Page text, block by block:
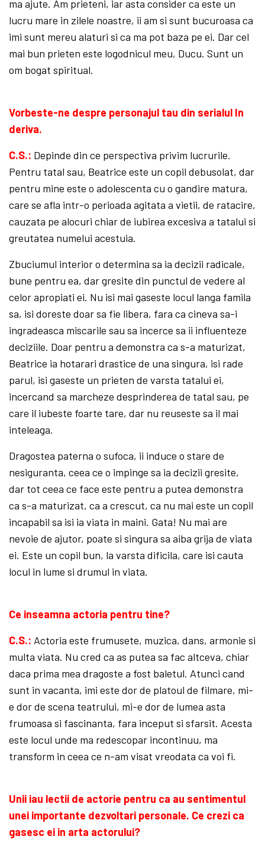
ma ajute. Am prieteni, iar asta consider ca este un
lucru mare in zilele noastre, ii am si sunt bucuroasa ca
imi sunt mereu alaturi si ca ma pot baza pe ei. Dar cel
mai bun prieten este logodnicul meu, Ducu. Sunt un
om bogat spiritual.
Vorbeste-ne despre personajul tau din serialul In
deriva.
C.S.: Depinde din ce perspectiva privim lucrurile.
Pentru tatal sau, Beatrice este un copil debusolat, dar
pentru mine este o adolescenta cu o gandire matura,
care se afla intr-o perioada agitata a vietii, de ratacire,
cauzata pe alocuri chiar de iubirea excesiva a tatalui si
greutatea numelui acestuia.
Zbuciumul interior o determina sa ia decizii radicale,
bune pentru ea, dar gresite din punctul de vedere al
celor apropiati ei. Nu isi mai gaseste locul langa famila
sa, isi doreste doar sa fie libera, fara ca cineva sa-i
ingradeasca miscarile sau sa incerce sa ii influenteze
deciziile. Doar pentru a demonstra ca s-a maturizat,
Beatrice ia hotarari drastice de una singura, isi rade
parul, isi gaseste un prieten de varsta tatalui ei,
incercand sa marcheze desprinderea de tatal sau, pe
care il iubeste foarte tare, dar nu reuseste sa il mai
inteleaga.
Dragostea paterna o sufoca, ii induce o stare de
nesiguranta, ceea ce o impinge sa ia decizii gresite,
dar tot ceea ce face este pentru a putea demonstra
ca s-a maturizat, ca a crescut, ca nu mai este un copil
incapabil sa isi ia viata in maini. Gata! Nu mai are
nevoie de ajutor, poate si singura sa aiba grija de viata
ei. Este un copil bun, la varsta dificila, care isi cauta
locul in lume si drumul in viata.
Ce inseamna actoria pentru tine?
C.S.: Actoria este frumusete, muzica, dans, armonie si
multa viata. Nu cred ca as putea sa fac altceva, chiar
daca prima mea dragoste a fost baletul. Atunci cand
sunt in vacanta, imi este dor de platoul de filmare, mi-
e dor de scena teatrului, mi-e dor de lumea asta
frumoasa si fascinanta, fara inceput si sfarsit. Acesta
este locul unde ma redescopar incontinuu, ma
transform in ceea ce n-am visat vreodata ca voi fi.
Unii iau lectii de actorie pentru ca au sentimentul
unei importante dezvoltari personale. Ce crezi ca
gasesc ei in arta actorului?